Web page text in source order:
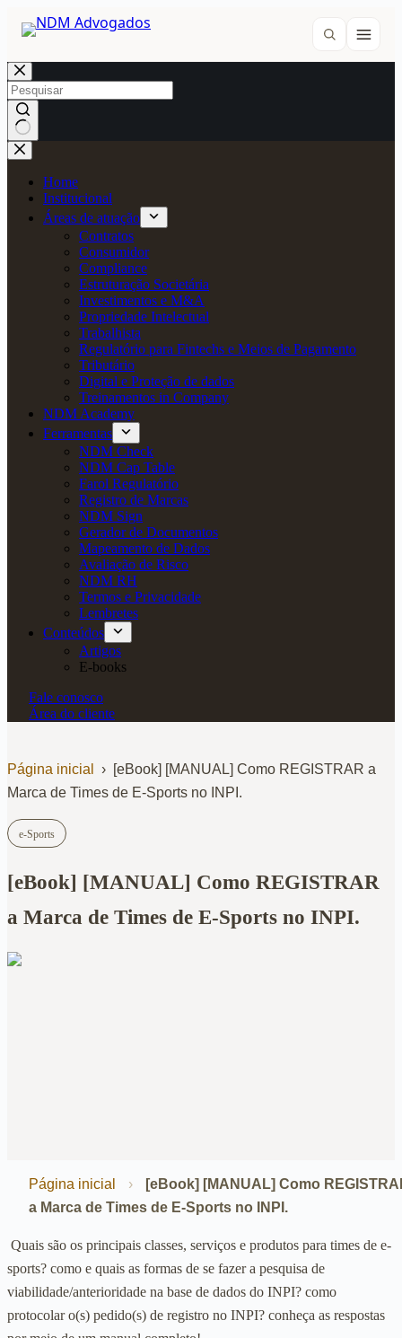
Pular
para
o
conteúdo
Home
Institucional
Áreas de atuação
Contratos
Consumidor
Compliance
Estruturação Societária
Investimentos e M&A
Propriedade Intelectual
Trabalhista
Regulatório para Fintechs e Meios de Pagamento
Tributário
Digital e Proteção de dados
Treinamentos in Company
NDM Academy
Ferramentas
NDM Check
NDM Cap Table
Farol Regulatório
Registro de Marcas
NDM Sign
Gerador de Documentos
Mapeamento de Dados
Avaliação de Risco
NDM RH
Termos e Privacidade
Lembretes
Conteúdos
Artigos
E-books
Fale conosco
Área do cliente
Página inicial › [eBook] [MANUAL] Como REGISTRAR a
Marca de Times de E-Sports no INPI.
e-Sports
[eBook] [MANUAL] Como REGISTRAR
a Marca de Times de E-Sports no INPI.
Página inicial ›
[eBook] [MANUAL] Como
a Marca de Times de E-Sports no INPI.
Quais são os principais classes, serviços e produtos para times de e-
sports? como e quais as formas de se fazer a pesquisa de
viabilidade/anterioridade na base de dados do INPI? como
protocolar o(s) pedido(s) de registro no INPI? conheça as respostas